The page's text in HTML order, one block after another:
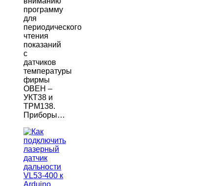
программу
для
периодического
чтения
показаний
с
датчиков
температуры
фирмы
ОВЕН –
УКТ38 и
ТРМ138.
Приборы…